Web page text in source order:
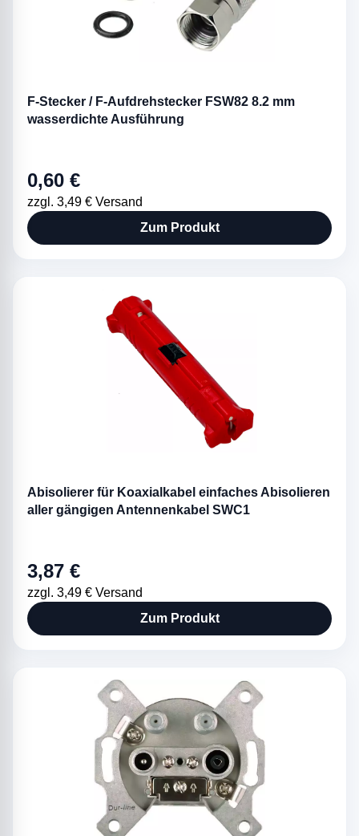
F-Stecker / F-Aufdrehstecker FSW82 8.2 mm
wasserdichte Ausführung
0,60 €
zzgl. 3,49 € Versand
Zum Produkt
Abisolierer für Koaxialkabel einfaches Abisolieren
aller gängigen Antennenkabel SWC1
3,87 €
zzgl. 3,49 € Versand
Zum Produkt